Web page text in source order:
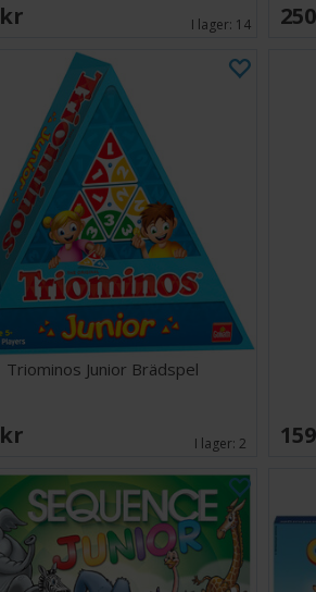
I lager: 14 250
Triominos Junior Brädspel
I lager:2 159